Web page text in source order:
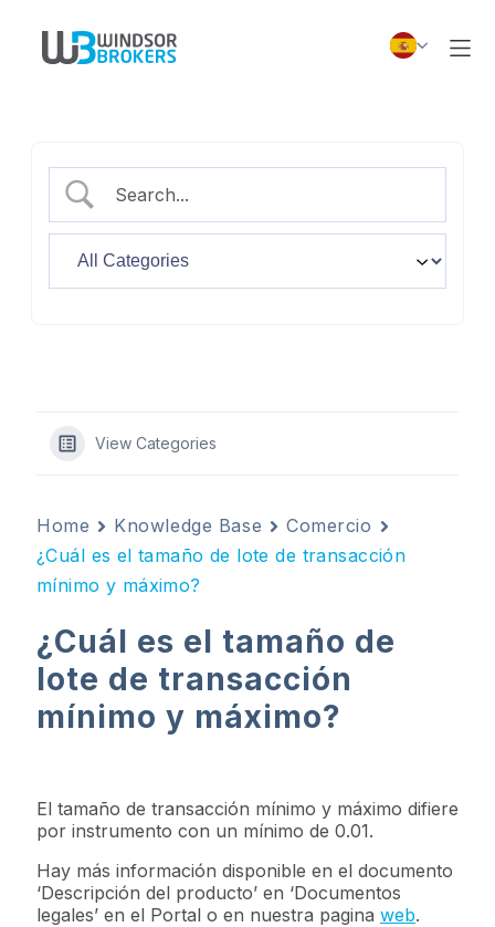
View Categories
Home Knowledge Base
Comercio
¿Cuál es el tamaño de lote de transacción
mínimo y máximo?
¿Cuál es el tamaño de
lote de transacción
mínimo y máximo?
El tamaño de transacción mínimo y máximo difiere
por instrumento con un mínimo de 0.01.
Hay más información disponible en el documento
‘Descripción del producto’ en ‘Documentos
legales’ en el Portal o en nuestra pagina web.